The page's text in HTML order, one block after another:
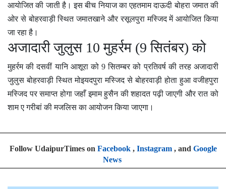
आयोजित की जाती है। इस बीच नियाज का एहतमाम दाऊदी बोहरा जमात की
ओर से बोहरवाड़ी स्थित जमातखाने और रसूलपुरा मस्जिद में आयोजित किया
जा रहा है।
अजादारी जुलुस 10 मुहर्रम (9 सितंबर) को
मुहर्रम की दसवीं यानि आशूरा को 9 सितम्बर को प्रतिवर्ष की तरह अजादारी
जुलुस बोहरवाड़ी स्थित मोइयदपुरा मस्जिद से बोहरवाड़ी होता हुआ वजीहपुरा
मस्जिद पर समाप्त होगा जहाँ इमाम हुसैन की शहादत पढ़ी जाएगी और रात को
शाम ए गरीबां की मजलिस का आयोजन किया जाएगा।
Follow UdaipurTimes on Facebook, Instagram, and Google
News